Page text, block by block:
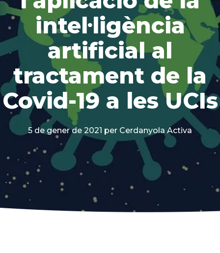
intel·ligència
artificial al
tractament de la
Covid-19 a les UCIs
5 de gener de 2021 per Cerdanyola Activa